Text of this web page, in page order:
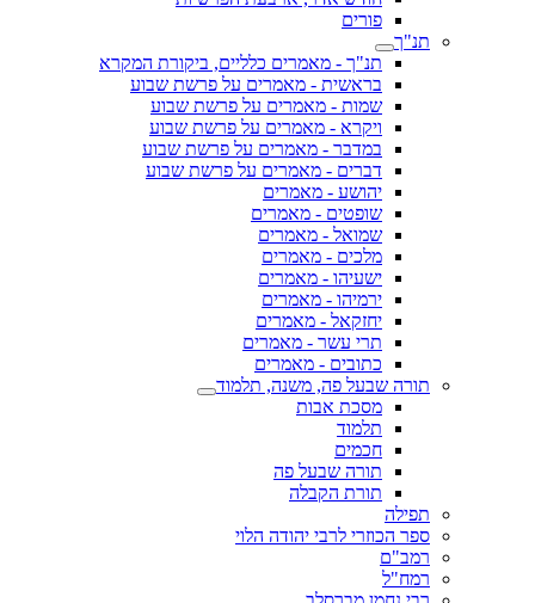
פורים
תנ"ך
תנ"ך - מאמרים כלליים, ביקורת המקרא
בראשית - מאמרים על פרשת שבוע
שמות - מאמרים על פרשת שבוע
ויקרא - מאמרים על פרשת שבוע
במדבר - מאמרים על פרשת שבוע
דברים - מאמרים על פרשת שבוע
יהושע - מאמרים
שופטים - מאמרים
שמואל - מאמרים
מלכים - מאמרים
ישעיהו - מאמרים
ירמיהו - מאמרים
יחזקאל - מאמרים
תרי עשר - מאמרים
כתובים - מאמרים
תורה שבעל פה, משנה, תלמוד
מסכת אבות
תלמוד
חכמים
תורה שבעל פה
תורת הקבלה
תפילה
ספר הכוזרי לרבי יהודה הלוי
רמב"ם
רמח"ל